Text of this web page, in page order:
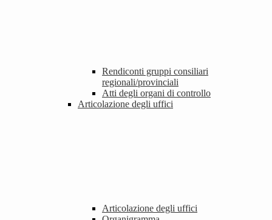
Rendiconti gruppi consiliari
regionali/provinciali
Atti degli organi di controllo
Articolazione degli uffici
Articolazione degli uffici